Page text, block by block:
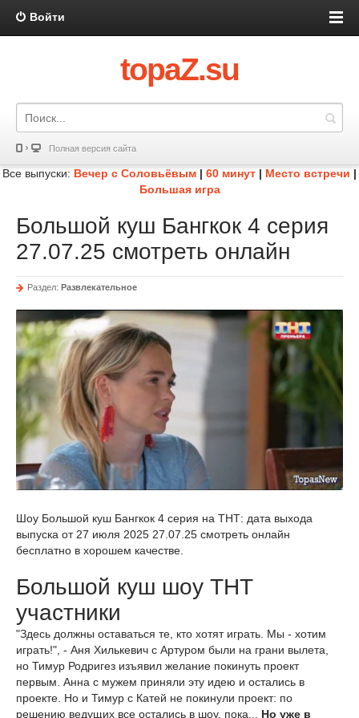
Войти
topaZ.su
Полная версия сайта
Все выпуски: Вечер с Соловьёвым | 60 минут | Место встречи |
Большая игра
Большой куш Бангкок 4 серия
27.07.25 смотреть онлайн
Раздел: Развлекательное
Шоу Большой куш Бангкок 4 серия на ТНТ: дата выхода
выпуска от 27 июля 2025 27.07.25 смотреть онлайн
бесплатно в хорошем качестве.
Большой куш шоу ТНТ
участники
"Здесь должны оставаться те, кто хотят играть. Мы - хотим
играть!", - Аня Хилькевич с Артуром были на грани вылета,
но Тимур Родригез изъявил желание покинуть проект
первым. Анна с мужем приняли эту идею и остались в
проекте. Но и Тимур с Катей не покинули проект: по
решению ведущих все остались в шоу, пока... Но уже в